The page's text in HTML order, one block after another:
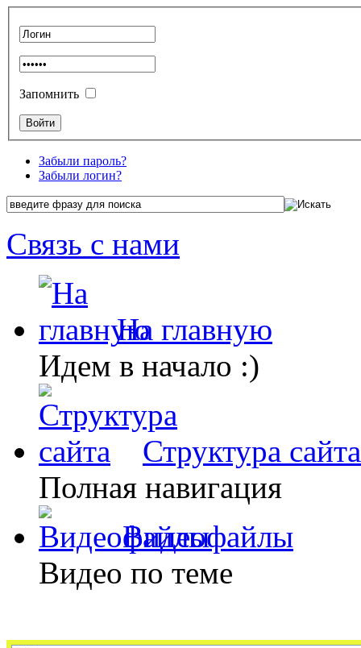
Запомнить
Забыли пароль?
Забыли логин?
Связь с нами
На главную
Идем в начало :)
Структура сайта
Полная навигация
Видеофайлы
Видео по теме